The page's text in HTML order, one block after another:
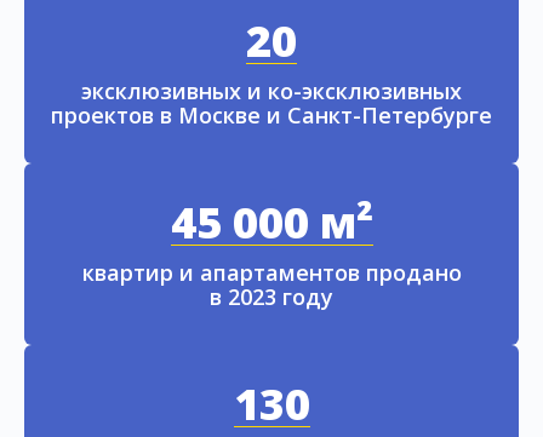
20
эксклюзивных и ко-эксклюзивных
проектов в Москве и Санкт-Петербурге
45 000 м²
квартир и апартаментов продано
в 2023 году
130